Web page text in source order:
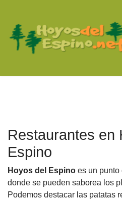
Restaurantes en
Espino
Hoyos del Espino es un punto
donde se pueden saborea los
Podemos destacar las patatas